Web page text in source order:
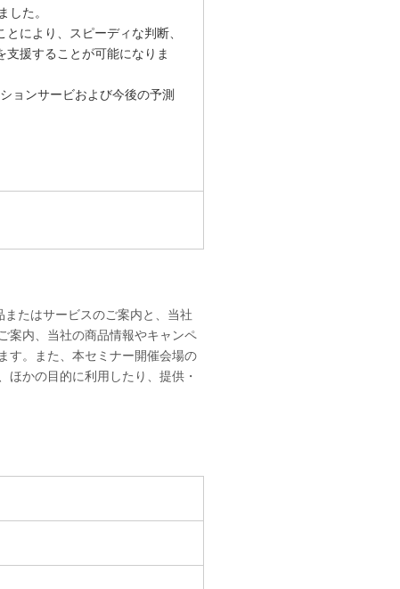
た。
により、スピーディな判断、
援することが可能になりま
ョンサービおよび今後の予測
たはサービスのご案内と、当社
案内、当社の商品情報やキャンペ
す。また、本セミナー開催会場の
ほかの目的に利用したり、提供・